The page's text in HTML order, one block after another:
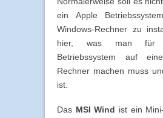
ein Apple
Windows-Rechner zu
hier, was man für
Betriebssystem auf
Rechner machen muss
ist.
Das MSI Wind ist ein